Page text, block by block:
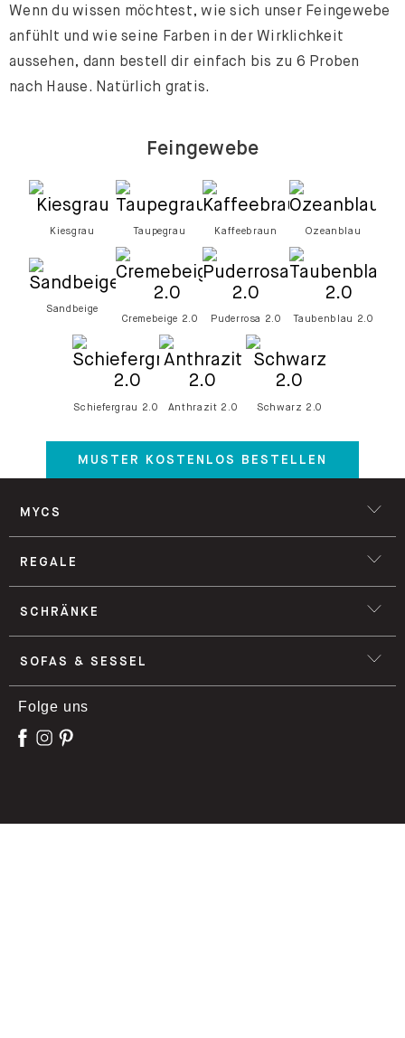
Wenn du wissen möchtest, wie sich unser Feingewebe
anfühlt und wie seine Farben in der Wirklichkeit
aussehen, dann bestell dir einfach bis zu 6 Proben
nach Hause. Natürlich gratis.
Feingewebe
Kiesgrau Taupegrau Kaffeebraun Ozeanblau
Sandbeige
Cremebeige 2.0
Puderrosa 2.0 Taubenblau 2.0
Schiefergrau 2.0 Anthrazit 2.0 Schwarz 2.0
MUSTER KOSTENLOS BESTELLEN
MYCS
REGALE
SCHRÄNKE
SOFAS & SESSEL
Folge uns